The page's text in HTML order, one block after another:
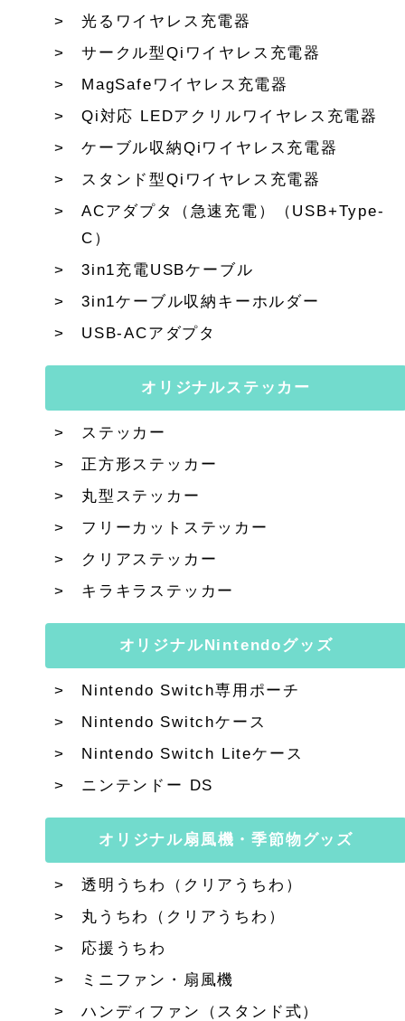
光るワイヤレス充電器
サークル型Qiワイヤレス充電器
MagSafeワイヤレス充電器
Qi対応 LEDアクリルワイヤレス充電器
ケーブル収納Qiワイヤレス充電器
スタンド型Qiワイヤレス充電器
ACアダプタ（急速充電）（USB+Type-
C）
3in1充電USBケーブル
3in1ケーブル収納キーホルダー
USB-ACアダプタ
オリジナルステッカー
ステッカー
正方形ステッカー
丸型ステッカー
フリーカットステッカー
クリアステッカー
キラキラステッカー
オリジナルNintendoグッズ
Nintendo Switch専用ポーチ
Nintendo Switchケース
Nintendo Switch Liteケース
ニンテンドー DS
オリジナル扇風機・季節物グッズ
透明うちわ（クリアうちわ）
丸うちわ（クリアうちわ）
応援うちわ
ミニファン・扇風機
ハンディファン（スタンド式）